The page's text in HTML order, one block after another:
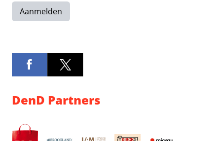
Aanmelden
DenD Partners